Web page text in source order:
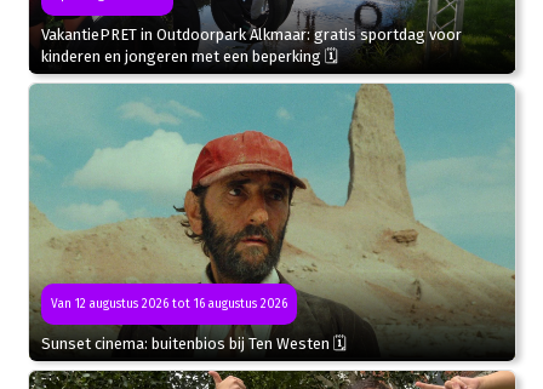
VakantiePRET in Outdoorpark Alkmaar: gratis sportdag voor
kinderen en jongeren met een beperking 🗓
Van 12 augustus 2026 tot 16 augustus 2026
Sunset cinema: buitenbios bij Ten Westen 🗓